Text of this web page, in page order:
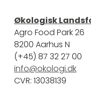
Økologisk
Agro Food Park 26
8200 Aarhus N
(+45) 87 32 27 00
info@okologi.dk
CVR: 13038139